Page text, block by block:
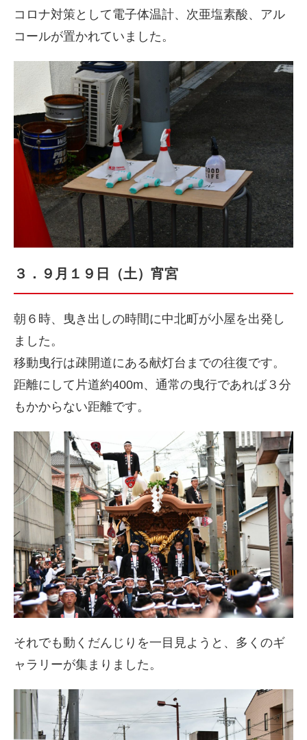
コロナ対策として電子体温計、次亜塩素酸、アル
コールが置かれていました。
３．９月１９日（土）宵宮
朝６時、曳き出しの時間に中北町が小屋を出発し
ました。
移動曳行は疎開道にある献灯台までの往復です。
距離にして片道約400m、通常の曳行であれば３分
もかからない距離です。
それでも動くだんじりを一目見ようと、多くのギ
ャラリーが集まりました。